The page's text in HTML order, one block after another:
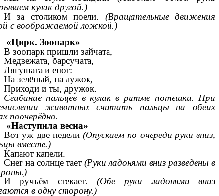
кулак другой.)
И за столиком поели. (Вращательные движения
с воображаемой ложкой.)
«Цирк. Зоопарк»
В зоопарк пришли зайчата,
Медвежата, барсучата,
Лягушата и енот:
На зелёный, на лужок,
Приходи и ты, дружок.
Сгибание пальцев в кулак в ритме потешки. При
животных считать пальцы на обеих
поочерёдно.
«Наступила весна»
Вот уж две недели (Опускаем по очереди руки вниз,
вместе.)
Капают капели.
Снег на солнце тает (Руки ладонями вниз разведены в
И ручьём стекает. (Обе руки ладонями вниз
в одну сторону.)